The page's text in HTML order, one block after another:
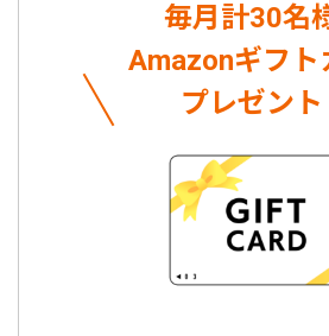
毎月計30名
Amazonギフト
プレゼント